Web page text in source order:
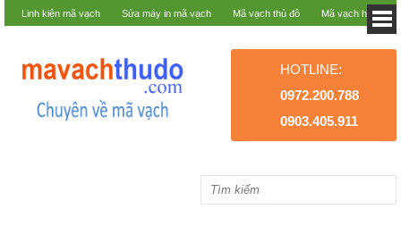
Linh kiện mã vạch Sửa máy in mã vạch Mã vạch thủ đô Mã vạch hà nội
HOTLINE:
0972.200.788
0903.405.911